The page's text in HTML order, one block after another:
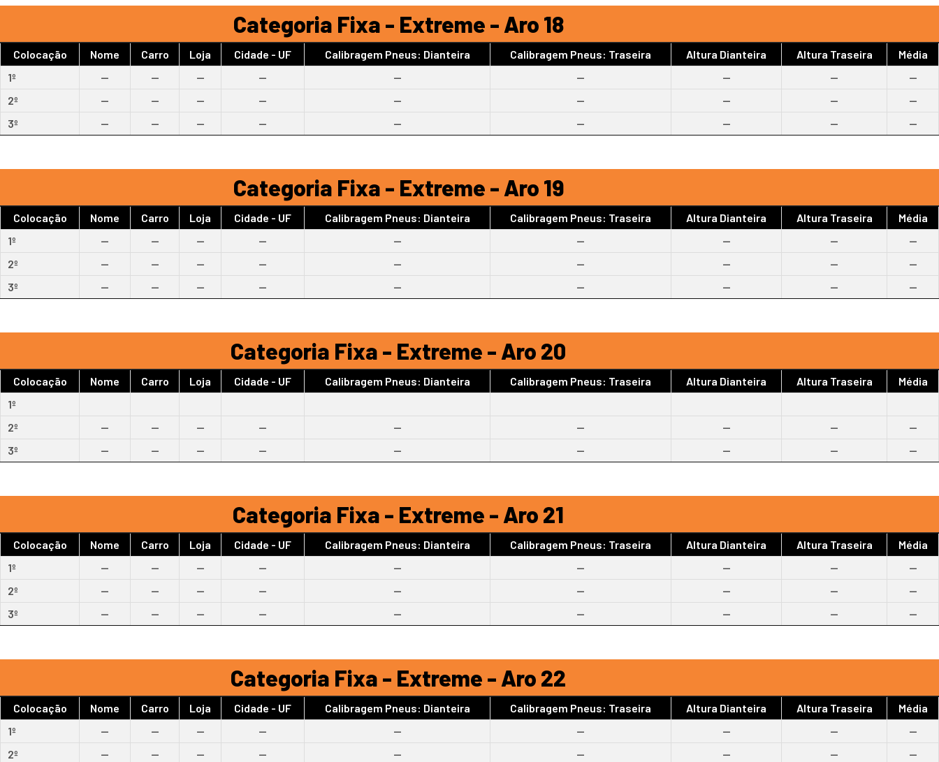
Categoria Fixa - Extreme - Aro 18
Colocação Nome Carro Loja Cidade - UF Calibragem Pneus: Dianteira Calibragem Pneus: Traseira Altura Dianteira Altura Traseira
Média
1º
-- -- -- -- -- -- -- --
--
2º
-- -- -- -- -- -- -- --
--
3º
-- -- -- -- -- -- -- -- --
Categoria Fixa - Extreme - Aro 19
Colocação Nome Carro Loja Cidade - UF Calibragem Pneus: Dianteira Calibragem Pneus: Traseira Altura Dianteira Altura Traseira
Média
1º
-- -- -- -- -- -- -- --
--
2º
-- -- -- -- -- -- -- --
--
3º
-- -- -- -- -- -- -- -- --
Categoria Fixa - Extreme - Aro 20
Colocação Nome Carro Loja Cidade - UF Calibragem Pneus: Dianteira Calibragem Pneus: Traseira Altura Dianteira Altura Traseira
Média
1º
2º
-- -- -- -- -- -- -- --
--
3º
-- -- -- -- -- -- -- -- --
Categoria Fixa - Extreme - Aro 21
Colocação Nome Carro Loja Cidade - UF Calibragem Pneus: Dianteira Calibragem Pneus: Traseira Altura Dianteira Altura Traseira
Média
1º
-- -- -- -- -- -- -- --
--
2º
-- -- -- -- -- -- -- --
--
3º
-- -- -- -- -- -- -- -- --
Categoria Fixa - Extreme - Aro 22
Colocação Nome Carro Loja Cidade - UF Calibragem Pneus: Dianteira Calibragem Pneus: Traseira Altura Dianteira Altura Traseira
Média
1º
-- -- -- -- -- -- -- --
--
2º
-- -- -- -- -- -- -- -- --